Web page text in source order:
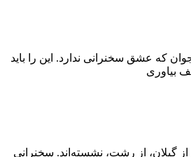
که عشق سخنرانی ندارد. این را باید
از رشت، نشسته‌اند. سخنرانی